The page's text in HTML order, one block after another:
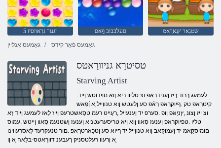
5 ןגער גרַאווסיז סעלבבוב ףָאס
שטנַאר ץנַארַאמ
גאַמעס אָנליין
גאַמעס פֿאַר קידס
טסיטרַא גניוורַאטס
Starving Artist
קיטרַאפ טק .ףיוקרַאפ רַאֿפ סע ןלעטש ןוא טנווַייל ַא ןֿפַאש
וצ ייז ןצונ ,ץניַאּפ ןופ .סערּפ יד ןענעייל ,רעַייט רעמ טסַאשטרעּפ ןייז לָאז לעמעג ןייד זַא
טליו .טפיוקראפ ןענעז סָאוו ןוא ןיא טריסערעטניא ןענעז ןשטנעמ סָאוו ןייטש .עמוס
םומיסקַאמ יד ןעמוקַאב ןוא טנווַייל יד ףיוא סע ןטכַארטרַאפ .םור טנעקרעד לַאסרעווינו
ַא ןרעוו רעלטסניק ךעבענ דוורַאטס-בלַאה ַא ןו